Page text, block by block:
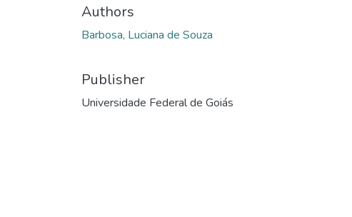
Authors
Barbosa, Luciana de Souza
Publisher
Universidade Federal de Goiás